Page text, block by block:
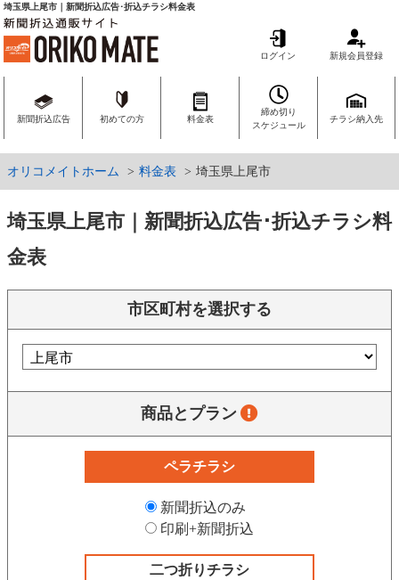
埼玉県上尾市｜新聞折込広告･折込チラシ料金表
ログイン 新規会員登録
新聞折込広告 初めての方 料金表
締め切り
スケジュール
チラシ納入先
オリコメイトホーム 料金表 埼玉県上尾市
埼玉県上尾市｜新聞折込広告･折込チラシ料
金表
市区町村を選択する
商品とプラン
ペラチラシ
新聞折込のみ
印刷+新聞折込
二つ折りチラシ